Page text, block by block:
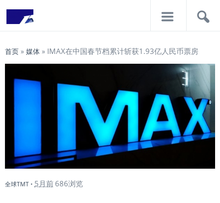
首页 » 媒体 » IMAX在中国春节档累计斩获1.93亿人民币票房
全球TMT • 5月前 686浏览